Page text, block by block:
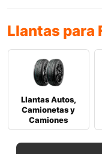
Llantas para
Llantas Autos,
Camionetas y
Camiones